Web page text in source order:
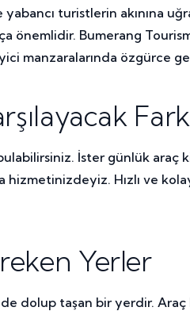
turistlerin akınına
önemlidir. Bumerang
manzaralarında özgürce
İster günlük araç
Hızlı ve
Yerler
dolup taşan bir yerdir.